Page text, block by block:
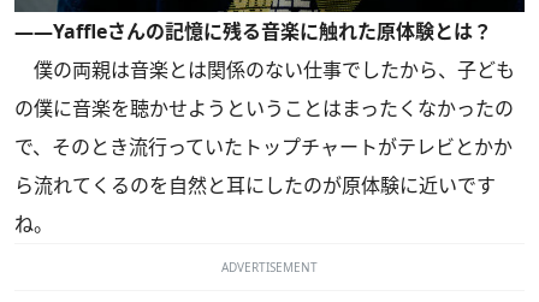
――Yaffleさんの記憶に残る音楽に触れた原体験とは？
僕の両親は音楽とは関係のない仕事でしたから、子ども
の僕に音楽を聴かせようということはまったくなかったの
で、そのとき流行っていたトップチャートがテレビとかか
ら流れてくるのを自然と耳にしたのが原体験に近いです
ね。
ADVERTISEMENT